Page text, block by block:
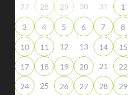
27 28 29 30 31 1
3 4 5 6 7 8
10 11 12 13 14 15
17 18 19 20 21 22
24 25 26 27 28 29